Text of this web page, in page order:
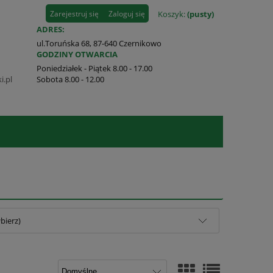
Koszyk:(pusty)
Zarejestruj się Zaloguj się
ADRES:
ul.Toruńska 68, 87-640 Czernikowo
GODZINY OTWARCIA
Poniedziałek - Piątek 8.00 - 17.00
Sobota 8.00 - 12.00